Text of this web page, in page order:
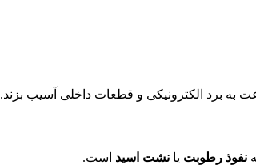
به برد الکترونیکی و قطعات داخلی آسیب بزند.
نفوذ رطوبت یا نشت اسید است.